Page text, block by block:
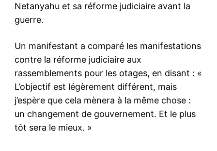
Netanyahu et sa réforme judiciaire avant la
guerre.
Un manifestant a comparé les manifestations
contre la réforme judiciaire aux
rassemblements pour les otages, en disant : «
L’objectif est légèrement différent, mais
j’espère que cela mènera à la même chose :
un changement de gouvernement. Et le plus
tôt sera le mieux. »